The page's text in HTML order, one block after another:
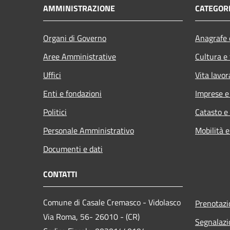
AMMINISTRAZIONE
Organi di Governo
Aree Amministrative
Uffici
Enti e fondazioni
Politici
Personale Amministrativo
Documenti e dati
Cultura
Vita
Imprese
Catasto
Mobilità
CONTATTI
Comune di Casale Cremasco - Vidolasco
Via Roma, 56- 26010 - (CR)